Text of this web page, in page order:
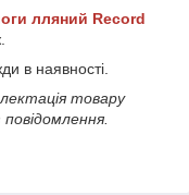
лляний Record
в наявності.
товару